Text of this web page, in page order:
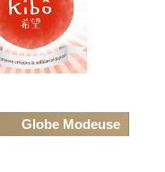
Globe Modeuse